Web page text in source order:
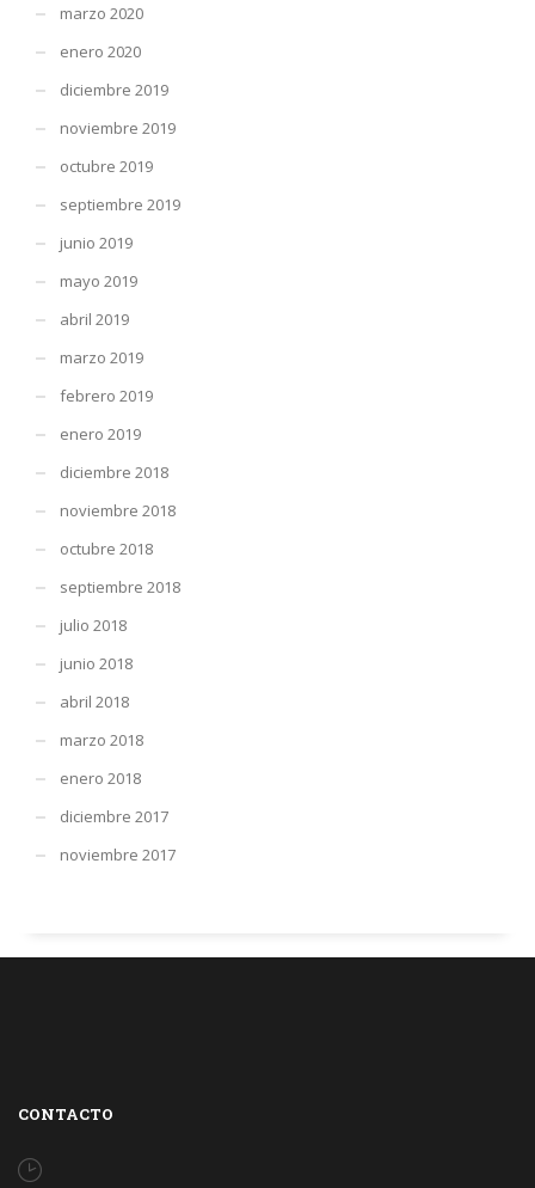
marzo 2020
enero 2020
diciembre 2019
noviembre 2019
octubre 2019
septiembre 2019
junio 2019
mayo 2019
abril 2019
marzo 2019
febrero 2019
enero 2019
diciembre 2018
noviembre 2018
octubre 2018
septiembre 2018
julio 2018
junio 2018
abril 2018
marzo 2018
enero 2018
diciembre 2017
noviembre 2017
CONTACTO